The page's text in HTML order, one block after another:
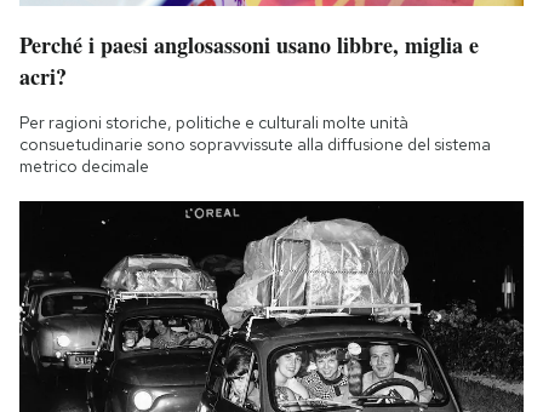
Perché i paesi anglosassoni usano libbre, miglia e
acri?
Per ragioni storiche, politiche e culturali molte unità
consuetudinarie sono sopravvissute alla diffusione del sistema
metrico decimale